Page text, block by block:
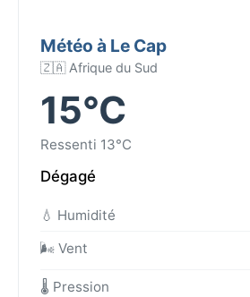
Météo à Le Cap
🇿🇦 Afrique du Sud
15°C
Ressenti 13°C
Dégagé
💧 Humidité
🌬️ Vent
🌡️ Pression